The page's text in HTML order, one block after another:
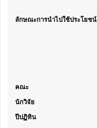
ลักษณะการนำไปใช้ประโยชน์
คณะ
นักวิจัย
ปีปฏิทิน